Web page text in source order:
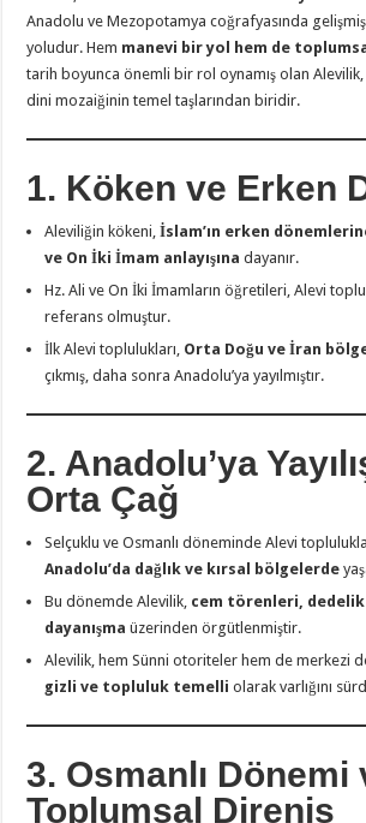
Anadolu ve Mezopotamya coğrafyasında
yoludur. Hem manevi bir yol hem de
tarih boyunca önemli bir rol oynamış olan Alevilik,
dini mozaiğinin temel taşlarından biridir.
1. Köken ve Erken
Aleviliğin kökeni,İslam’ın erken
ve On İki İmam anlayışına dayanır.
Hz. Ali ve On İki İmamların öğretileri, Alevi
referans olmuştur.
İlk Alevi toplulukları, Orta Doğu ve İran
çıkmış, daha sonra Anadolu’ya yayılmıştır.
2. Anadolu’ya
Orta Çağ
Selçuklu ve Osmanlı döneminde Alevi
Anadolu’da dağlık ve kırsal bölgelerde
Bu dönemde Alevilik, cem törenleri, dedelik
dayanışma üzerinden örgütlenmiştir.
Alevilik, hem Sünni otoriteler hem de merkezi
gizli ve topluluk temelli olarak varlığını
3. Osmanlı Dönemi
Toplumsal Direniş